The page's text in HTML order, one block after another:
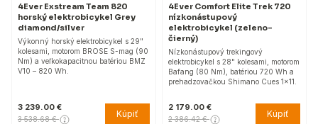
4Ever Exstream Team 820
horský elektrobicykel Grey
diamond/silver
Výkonný horský elektrobicykel s 29"
kolesami, motorom BROSE S-mag (90
Nm) a veľkokapacitnou batériou BMZ
V10 – 820 Wh.
3 239.00 €
3 538.68 € Kúpiť
4Ever Comfort Elite Trek 720
nízkonástupový
elektrobicykel (zeleno-
čierný)
Nízkonástupový trekingový
elektrobicykel s 28" kolesami, motorom
Bafang (80 Nm), batériou 720 Wh a
prehadzovačkou Shimano Cues 1x11.
2 179.00 €
2 386.42 € Kúpiť